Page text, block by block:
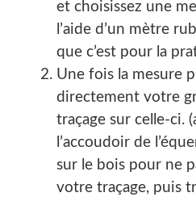
et choisissez une
l’aide d’un mètre
que c’est pour la
Une fois la mesure
directement votre
traçage sur celle-ci.
l’accoudoir de
sur le bois pour ne
votre traçage, puis